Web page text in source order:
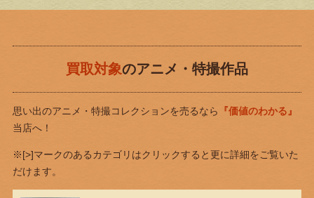
買取対象のアニメ・特撮作品
思い出のアニメ・特撮コレクションを売るなら
『価値のわかる』
当店へ！
※[>]マークのあるカテゴリはクリックすると更に詳細をご覧いた
だけます。